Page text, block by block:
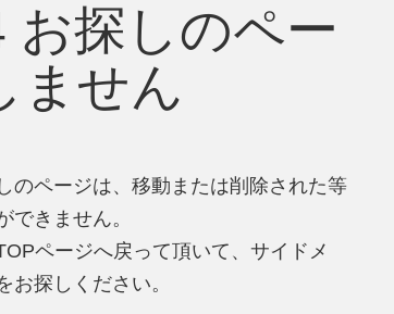
お探しのペー
ません
のページは、移動または削除された等
できません。
ページへ戻って頂いて、サイドメ
お探しください。